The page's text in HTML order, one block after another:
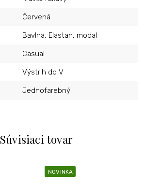
Súvisiaci tovar
NOVINKA
Červená
Bavlna, Elastan, modal
Casual
Výstrih do V
Jednofarebný